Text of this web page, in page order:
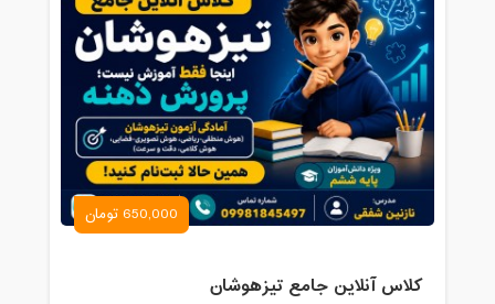
650,000 تومان
کلاس آنلاین جامع تیزهوشان